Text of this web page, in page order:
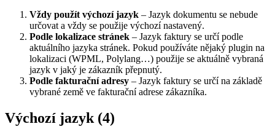
Vždy použít výchozí jazyk – Jazyk dokumentu se nebude
určovat a vždy se použije výchozí nastavený.
Podle lokalizace stránek – Jazyk faktury se určí podle
aktuálního jazyka stránek. Pokud používáte nějaký plugin na
lokalizaci (WPML, Polylang…) použije se aktuálně vybraná
jazyk v jaký je zákazník přepnutý.
Podle fakturační adresy – Jazyk faktury se určí na základě
vybrané země ve fakturační adrese zákazníka.
Výchozí jazyk (4)